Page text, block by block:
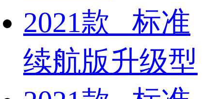
2021款 标准
续航版升级型